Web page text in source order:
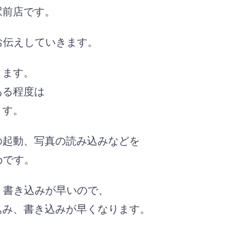
店です。
えしていきます。
す。
程度は
。
動、写真の読み込みなどを
す。
き込みが早いので、
、書き込みが早くなります。